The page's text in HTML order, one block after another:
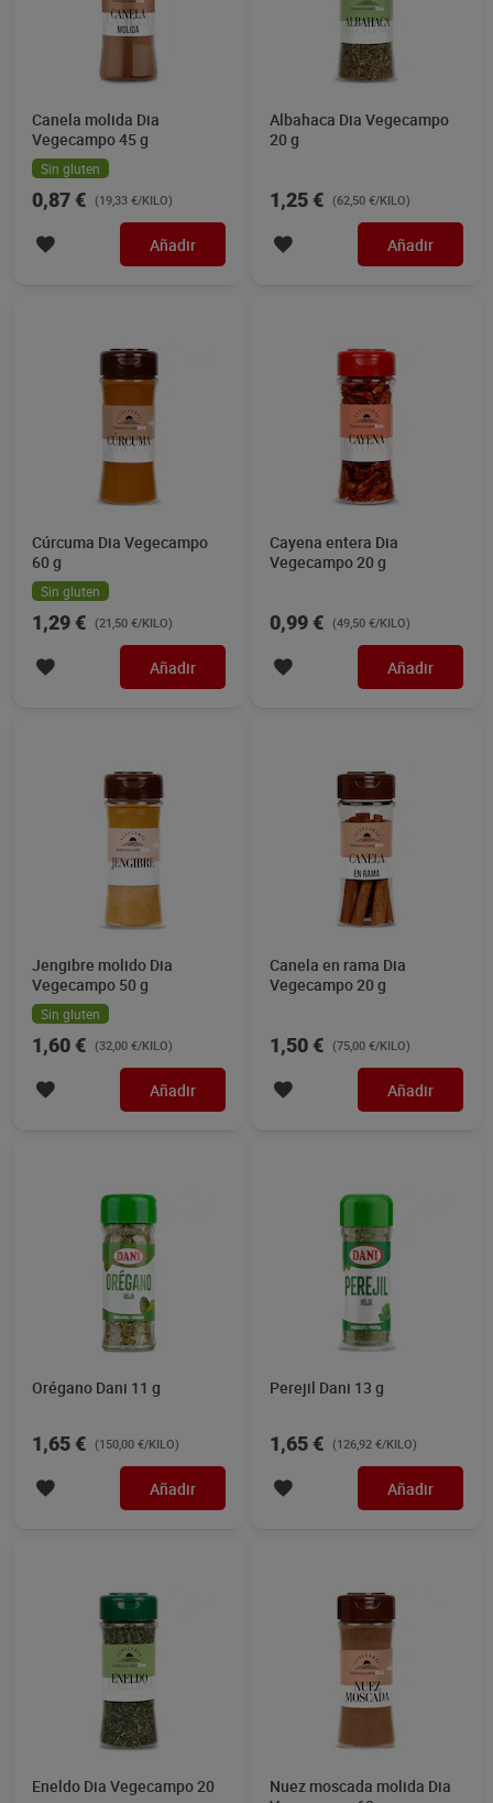
Canela molida Dia
Vegecampo 45 g
Sin gluten
0,87 € (19,33 €/KILO)
Añadir
Albahaca Dia Vegecampo
20 g
1,25 € (62,50 €/KILO)
Añadir
Cúrcuma Dia Vegecampo
60 g
Sin gluten
1,29 € (21,50 €/KILO)
Añadir
Cayena entera Dia
Vegecampo 20 g
0,99 € (49,50 €/KILO)
Añadir
Jengibre molido Dia
Vegecampo 50 g
Sin gluten
1,60 € (32,00 €/KILO)
Añadir
Canela en rama Dia
Vegecampo 20 g
1,50 € (75,00 €/KILO)
Añadir
Orégano Dani 11 g
1,65 € (150,00 €/KILO)
Añadir
Perejil Dani 13 g
1,65 € (126,92 €/KILO)
Añadir
Eneldo Dia Vegecampo 20
Nuez moscada molida Dia